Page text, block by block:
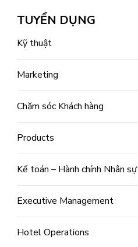
TUYỂN DỤNG
Kỹ thuật
Marketing
Chăm sóc Khách hàng
Products
Kế toán – Hành chính Nhân sự
Executive Management
Hotel Operations